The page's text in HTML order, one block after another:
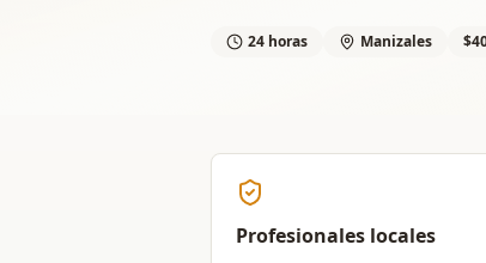
24 horas Manizales
Profesionales locales